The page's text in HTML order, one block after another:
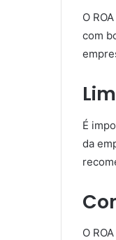
O
com
É
da
O